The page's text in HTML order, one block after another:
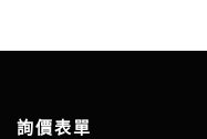
詢價表單